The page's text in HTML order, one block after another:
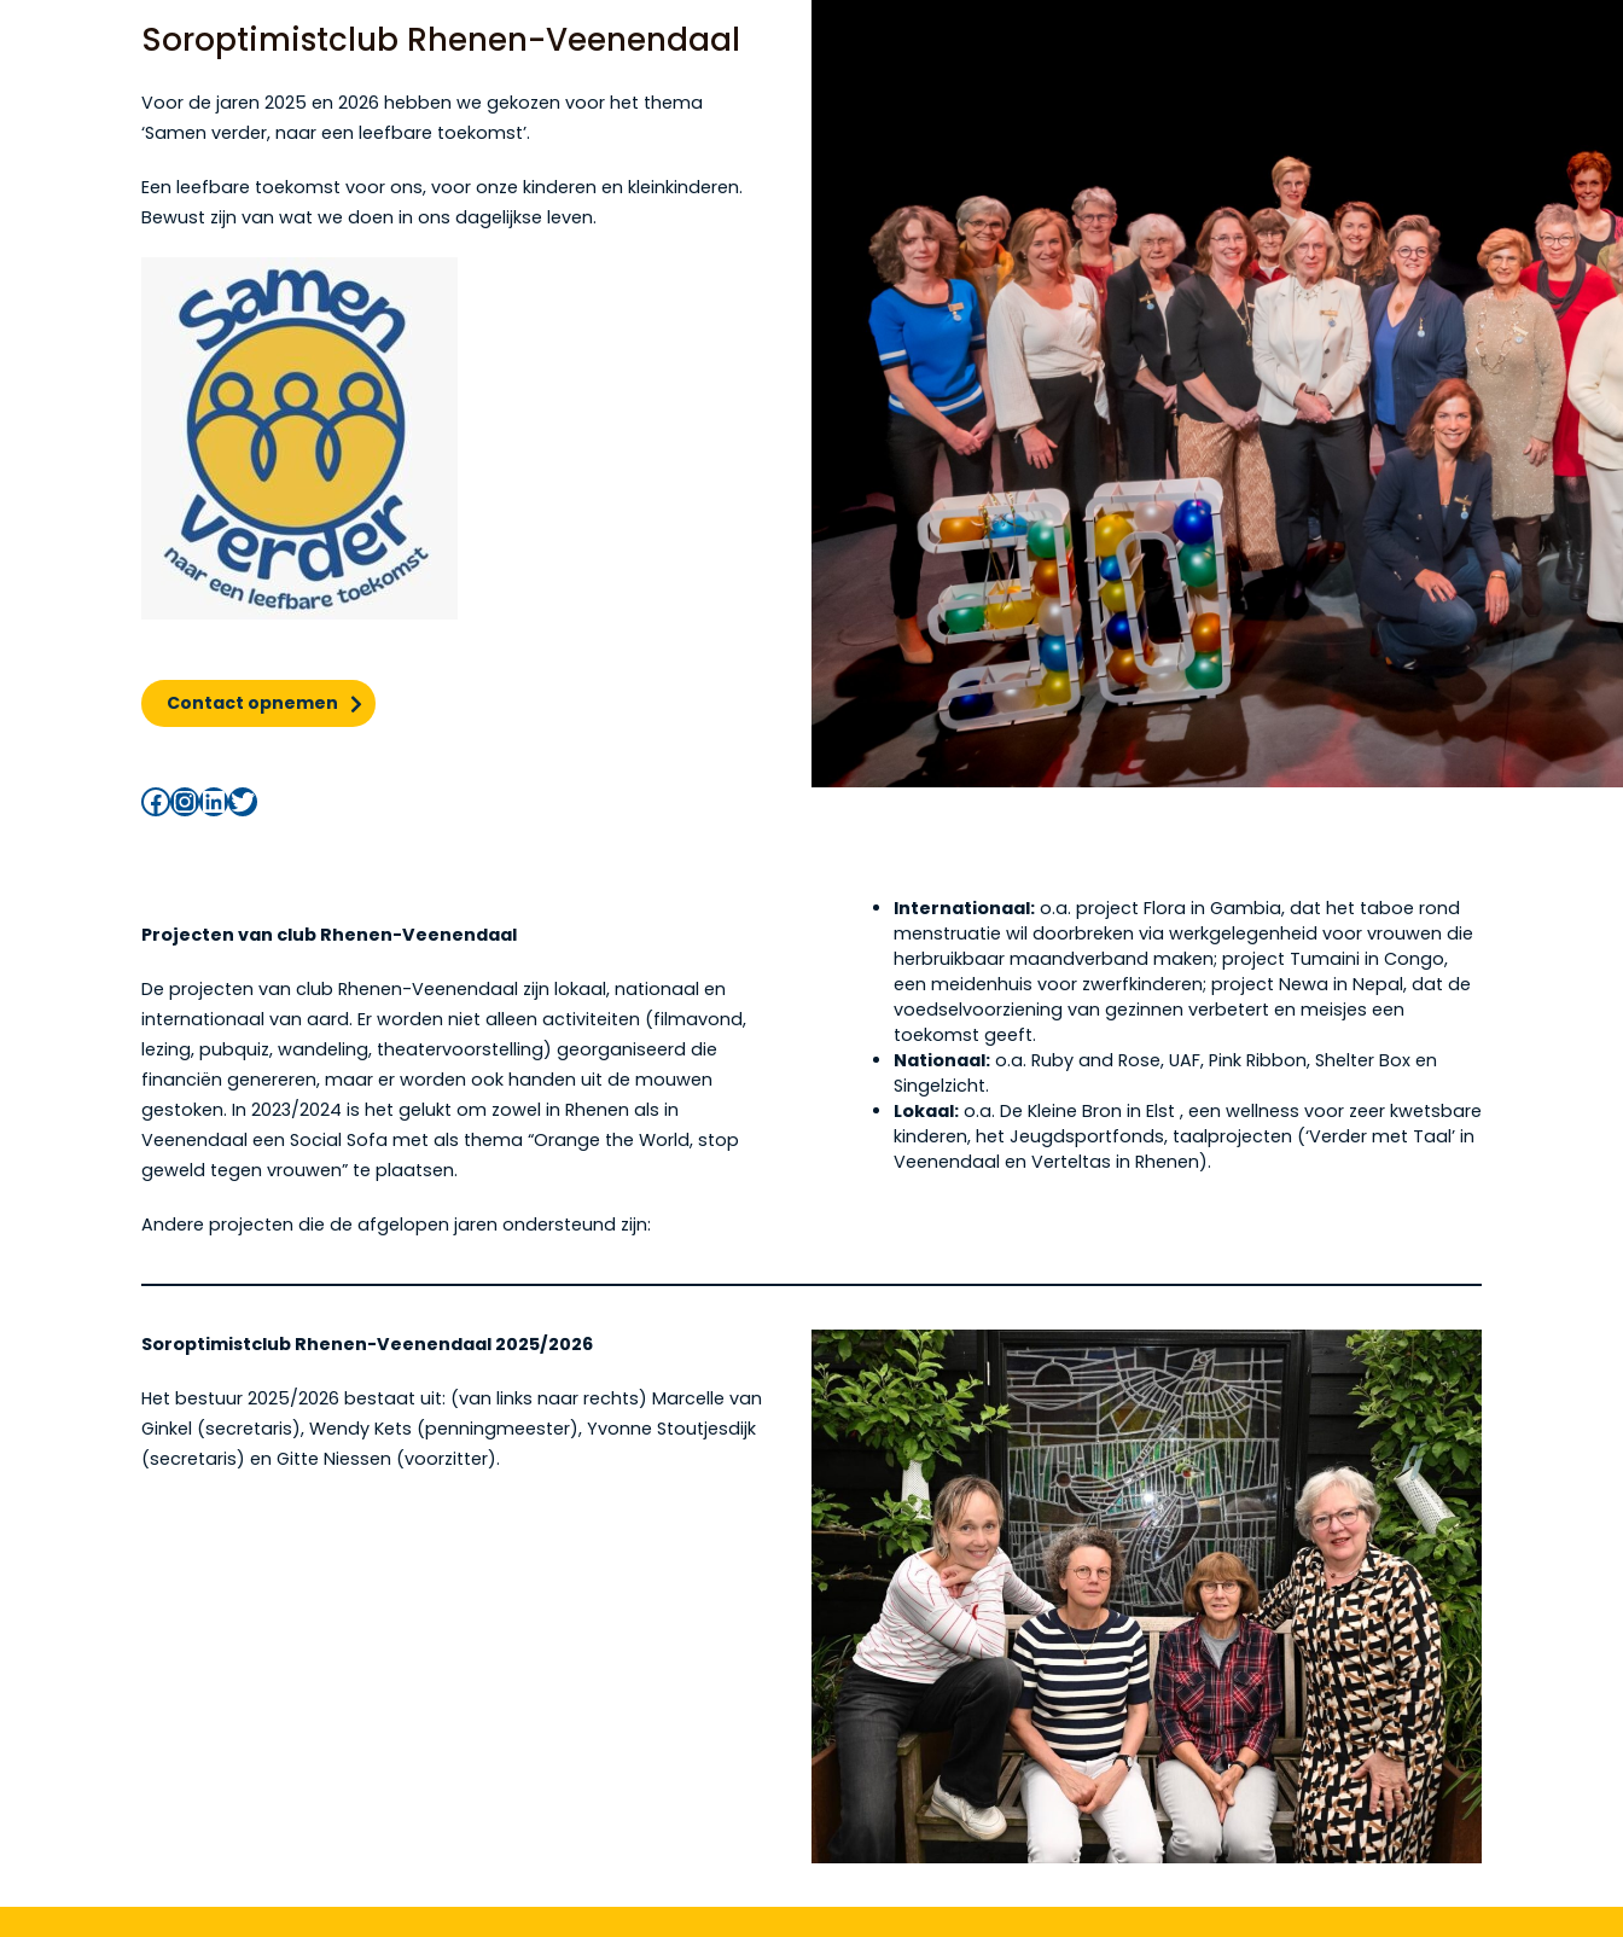
Soroptimistclub Rhenen-Veenendaal
Voor de jaren 2025 en 2026 hebben we gekozen voor het thema
‘Samen verder, naar een leefbare toekomst’.
Een leefbare toekomst voor ons, voor onze kinderen en kleinkinderen.
Bewust zijn van wat we doen in ons dagelijkse leven.
Contact opnemen
Facebook
Instagram
LinkedIn
Twitter
Projecten van club Rhenen-Veenendaal
De projecten van club Rhenen-Veenendaal zijn lokaal, nationaal en
internationaal van aard. Er worden niet alleen activiteiten (filmavond,
lezing, pubquiz, wandeling, theatervoorstelling) georganiseerd die
financiën genereren, maar er worden ook handen uit de mouwen
gestoken. In 2023/2024 is het gelukt om zowel in Rhenen als in
Veenendaal een Social Sofa met als thema “Orange the World, stop
geweld tegen vrouwen” te plaatsen.
Andere projecten die de afgelopen jaren ondersteund zijn:
Internationaal:o.a. project Flora in Gambia, dat het taboe rond
menstruatie wil doorbreken via werkgelegenheid voor vrouwen die
herbruikbaar maandverband maken; project Tumaini in Congo,
een meidenhuis voor zwerfkinderen; project Newa in Nepal, dat de
voedselvoorziening van gezinnen verbetert en meisjes een
toekomst geeft.
Nationaal:o.a. Ruby and Rose, UAF, Pink Ribbon, Shelter Box en
Singelzicht.
Lokaal:o.a. De Kleine Bron in Elst , een wellness voor zeer kwetsbare
kinderen, het Jeugdsportfonds, taalprojecten (‘Verder met Taal’ in
Veenendaal en Verteltas in Rhenen).
Soroptimistclub Rhenen-Veenendaal 2025/2026
Het bestuur 2025/2026 bestaat uit: (van links naar rechts) Marcelle van
Ginkel (secretaris), Wendy Kets (penningmeester), Yvonne Stoutjesdijk
(secretaris) en Gitte Niessen (voorzitter).